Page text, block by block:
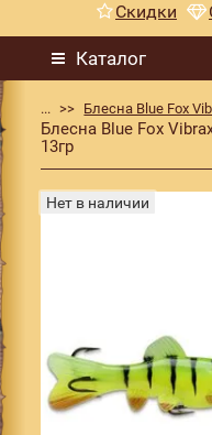
Скидки
Каталог
... Блесна Blue Fox
Блесна Blue Fox
13гр
Нет в наличии